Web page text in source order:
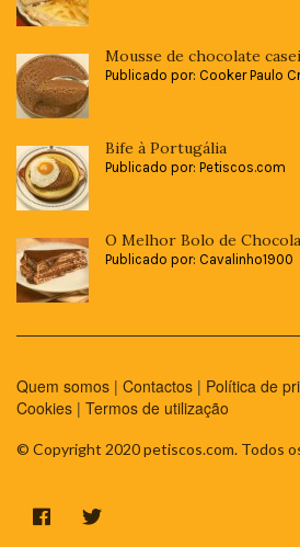
Mousse de chocolate
Publicado por: Cooker Paulo
Bife à Portugália
Publicado por: Petiscos.com
O Melhor Bolo de
Publicado por: Cavalinho1900
Quem somos | Contactos | Política de
Cookies | Termos de utilização
© Copyright 2020 petiscos.com. Todos